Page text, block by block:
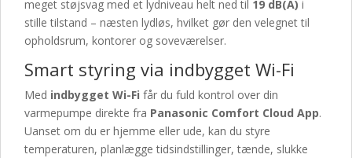
meget støjsvag med et lydniveau helt ned til 19 dB(A) i
stille tilstand – næsten lydløs, hvilket gør den velegnet til
opholdsrum, kontorer og soveværelser.
Smart styring via indbygget Wi-Fi
Med indbygget Wi-Fi får du fuld kontrol over din
varmepumpe direkte fra Panasonic Comfort Cloud App.
Uanset om du er hjemme eller ude, kan du styre
temperaturen, planlægge tidsindstillinger, tænde, slukke